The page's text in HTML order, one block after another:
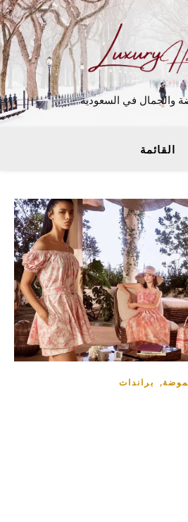
والجمال في السعودية
القائمة
, براندات